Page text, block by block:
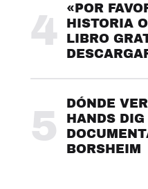
4
«POR
HISTORIA
LIBRO
5
DÓNDE
HANDS
BORSHEIM